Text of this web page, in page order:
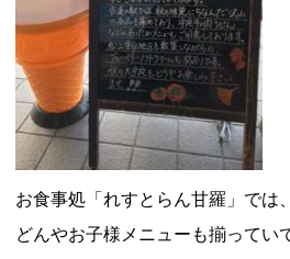
お食事処「れすとらん甘羅」では
どんやお子様メニューも揃ってい